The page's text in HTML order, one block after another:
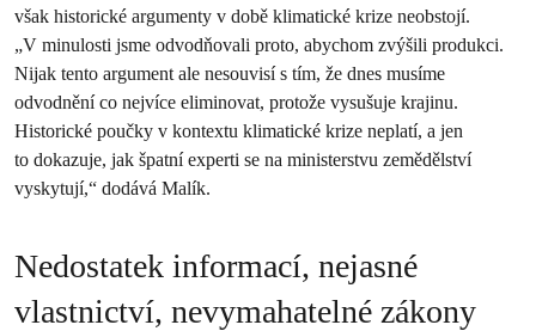
však historické argumenty v době klimatické krize neobstojí.
„V minulosti jsme odvodňovali proto, abychom zvýšili produkci.
Nijak tento argument ale nesouvisí s tím, že dnes musíme
odvodnění co nejvíce eliminovat, protože vysušuje krajinu.
Historické poučky v kontextu klimatické krize neplatí, a jen
to dokazuje, jak špatní experti se na ministerstvu zemědělství
vyskytují,“ dodává Malík.
Nedostatek informací, nejasné
vlastnictví, nevymahatelné zákony